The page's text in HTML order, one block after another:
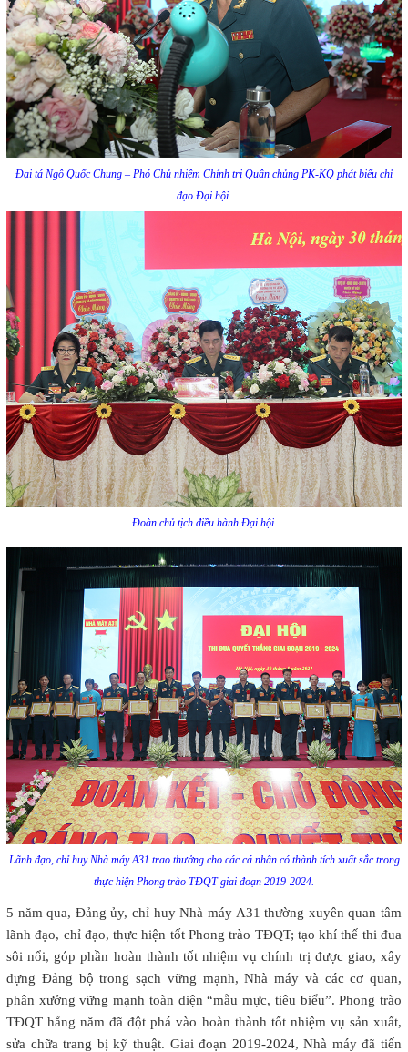
Đại tá Ngô Quốc Chung – Phó Chủ nhiệm Chính trị Quân chủng PK-KQ phát biểu chỉ
đạo Đại hội.
Đoàn chủ tịch điều hành Đại hội.
Lãnh đạo, chỉ huy Nhà máy A31 trao thưởng cho các cá nhân có thành tích xuất sắc trong
thực hiện Phong trào TĐQT giai đoạn 2019-2024.
5 năm qua, Đảng ủy, chỉ huy Nhà máy A31 thường xuyên quan tâm
lãnh đạo, chỉ đạo, thực hiện tốt Phong trào TĐQT; tạo khí thế thi đua
sôi nổi, góp phần hoàn thành tốt nhiệm vụ chính trị được giao, xây
dựng Đảng bộ trong sạch vững mạnh, Nhà máy và các cơ quan,
phân xưởng vững mạnh toàn diện “mẫu mực, tiêu biểu”. Phong trào
TĐQT hằng năm đã đột phá vào hoàn thành tốt nhiệm vụ sản xuất,
sửa chữa trang bị kỹ thuật. Giai đoạn 2019-2024, Nhà máy đã tiến